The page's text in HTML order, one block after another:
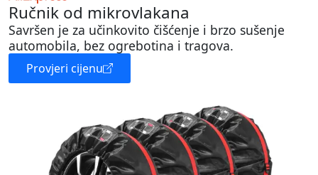
Ručnik od mikrovlakana
Savršen je za učinkovito čišćenje i brzo sušenje
automobila, bez ogrebotina i tragova.
Provjeri cijenu